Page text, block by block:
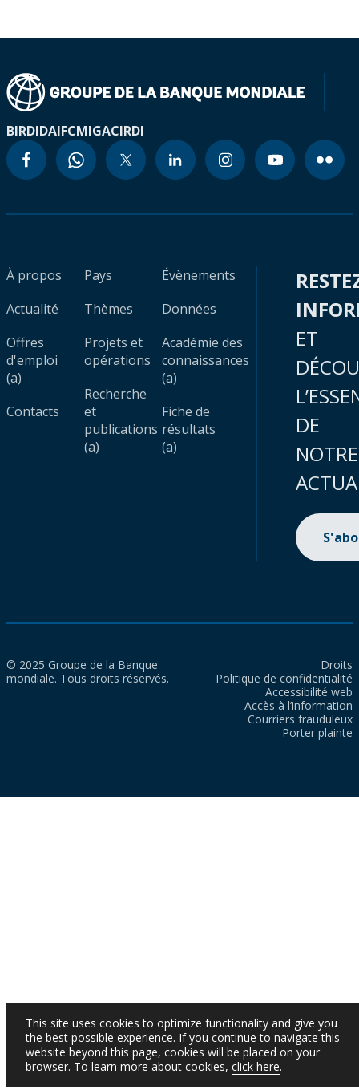
BIRDIDAIFCMIGACIRDI
À propos
Actualité
Offres
d'emploi
(a)
Contacts
Pays
Thèmes
Projets et
opérations
Recherche
et
publications
(a)
Évènements
Données
Académie des
connaissances
(a)
Fiche de
résultats
(a)
ET
DE
NOTRE
© 2025 Groupe de la Banque
mondiale. Tous droits réservés.
Droits
Politique de confidentialité
Accessibilité web
Accès à l’information
Courriers frauduleux
Porter plainte
This site uses cookies to optimize functionality and give you
the best possible experience. If you continue to navigate this
website beyond this page, cookies will be placed on your
browser. To learn more about cookies, click here.